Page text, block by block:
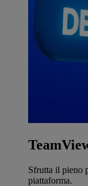
Sfrutta il pieno
piattaforma.